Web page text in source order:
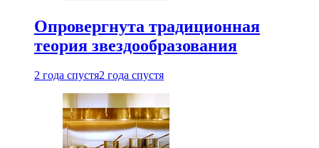
Опровергнута традиционная
теория звездообразования
2 года спустя2 года спустя